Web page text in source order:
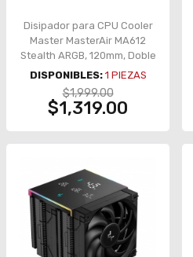
Disipador para CPU Cooler
Master MasterAir MA612
Stealth ARGB, 120mm, Doble
Torre - MAP-T6PS-218PA-R1
DISPONIBLES: 1 PIEZAS
$1,999.00
$1,319.00